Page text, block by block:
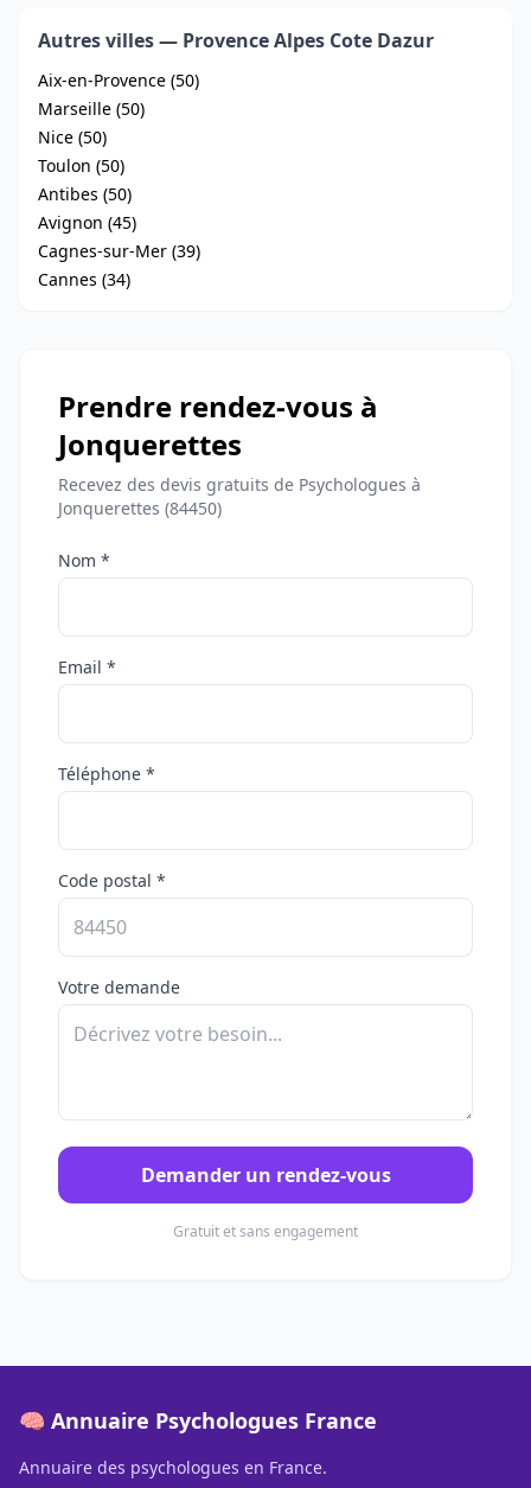
Autres villes — Provence Alpes Cote Dazur
Aix-en-Provence (50)
Marseille (50)
Nice (50)
Toulon (50)
Antibes (50)
Avignon (45)
Cagnes-sur-Mer (39)
Cannes (34)
Prendre rendez-vous à
Jonquerettes
Recevez des devis gratuits de Psychologues à
Jonquerettes (84450)
Nom *
Email *
Téléphone *
Code postal *
Votre demande
Demander un rendez-vous
Gratuit et sans engagement
🧠 Annuaire Psychologues France
Annuaire des psychologues en France.